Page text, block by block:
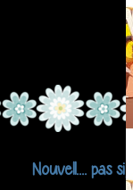
Nouvell.... pas si